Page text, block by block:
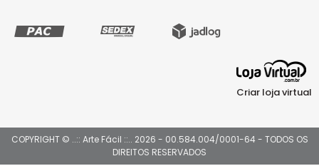
Criar loja virtual
COPYRIGHT © ..:: Arte Fácil ::.. 2026 - 00.584.004/0001-64 - TODOS OS
DIREITOS RESERVADOS